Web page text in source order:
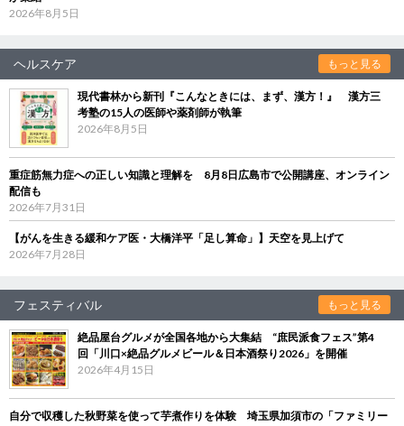
2026年8月5日
ヘルスケア もっと見る
現代書林から新刊『こんなときには、まず、漢方！』 漢方三
考塾の15人の医師や薬剤師が執筆
2026年8月5日
重症筋無力症への正しい知識と理解を 8月8日広島市で公開講座、オンライン
配信も
2026年7月31日
【がんを生きる緩和ケア医・大橋洋平「足し算命」】天空を見上げて
2026年7月28日
フェスティバル もっと見る
絶品屋台グルメが全国各地から大集結 “庶民派食フェス”第4
回「川口×絶品グルメビール＆日本酒祭り2026」を開催
2026年4月15日
自分で収穫した秋野菜を使って芋煮作りを体験 埼玉県加須市の「ファミリー